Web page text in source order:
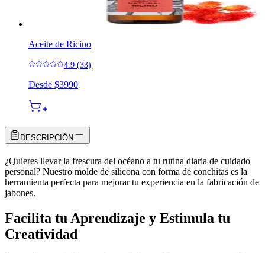
Aceite de Ricino
4.9 (33)
Desde $3990
DESCRIPCIÓN
¿Quieres llevar la frescura del océano a tu rutina diaria de cuidado
personal? Nuestro molde de silicona con forma de conchitas es la
herramienta perfecta para mejorar tu experiencia en la fabricación de
jabones.
Facilita tu Aprendizaje y Estimula tu
Creatividad